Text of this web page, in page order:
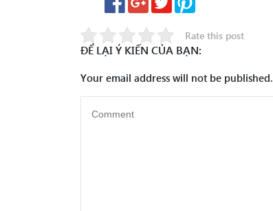
Rate this post
ĐỂ LẠI Ý KIẾN CỦA BẠN:
Your email address will not be published.